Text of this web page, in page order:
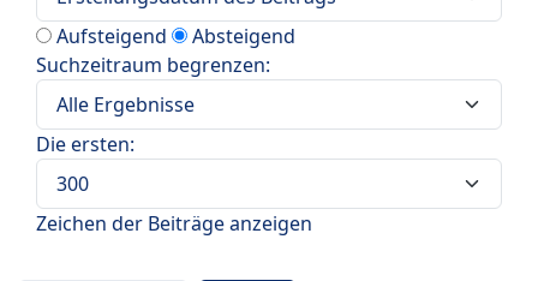
Aufsteigend
Absteigend
Suchzeitraum begrenzen:
Die ersten:
Zeichen der Beiträge anzeigen